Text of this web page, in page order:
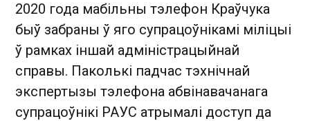
2020 года мабільны тэлефон Краўчука
быў забраны ў яго супрацоўнікамі міліцыі
ў рамках іншай адміністрацыйнай
справы. Паколькі падчас тэхнічнай
экспертызы тэлефона абвінавачанага
супрацоўнікі РАУС атрымалі доступ да